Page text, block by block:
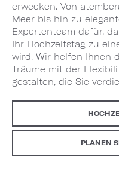
erwecken. Von
Meer bis hin zu
Expertenteam dafür,
Ihr Hochzeitstag zu
wird. Wir helfen Ihnen
Träume mit der
gestalten, die Sie
PLANEN